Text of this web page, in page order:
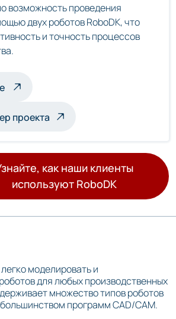
возможность проведения
двух роботов RoboDK, что
и точность процессов
о мультироботизированной
проекта
как наши клиенты
используют RoboDK
моделировать и
для любых производственных
множество типов роботов
программ CAD/CAM.